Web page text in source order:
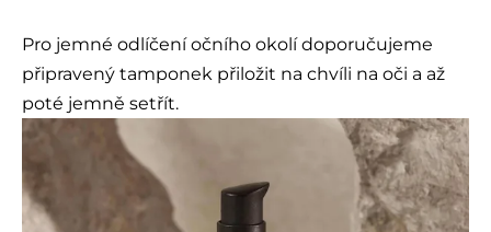
Pro jemné odlíčení očního okolí doporučujeme
připravený tamponek přiložit na chvíli na oči a až
poté jemně setřít.